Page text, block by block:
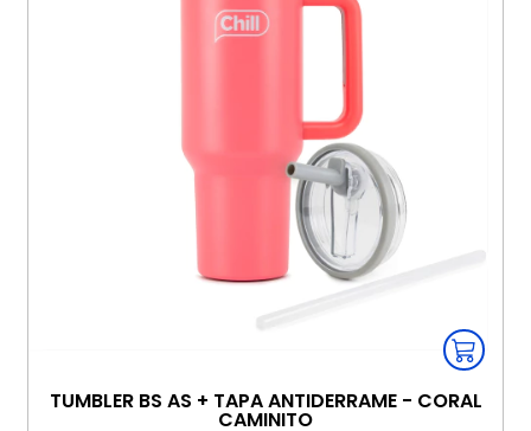
TUMBLER BS AS + TAPA ANTIDERRAME - CORAL
CAMINITO